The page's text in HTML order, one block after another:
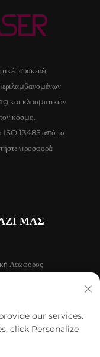
συσκευές
και κλασματικών
τον κόσμο.
ISO 13485 από το
προσφορά
ΜΑΣ
Λεωφόρος
our services.
click Personalize